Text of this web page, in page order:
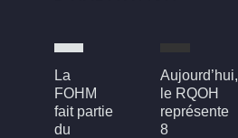
La
FOHM
fait partie
du
Aujourd’hui,
le RQOH
représente
8